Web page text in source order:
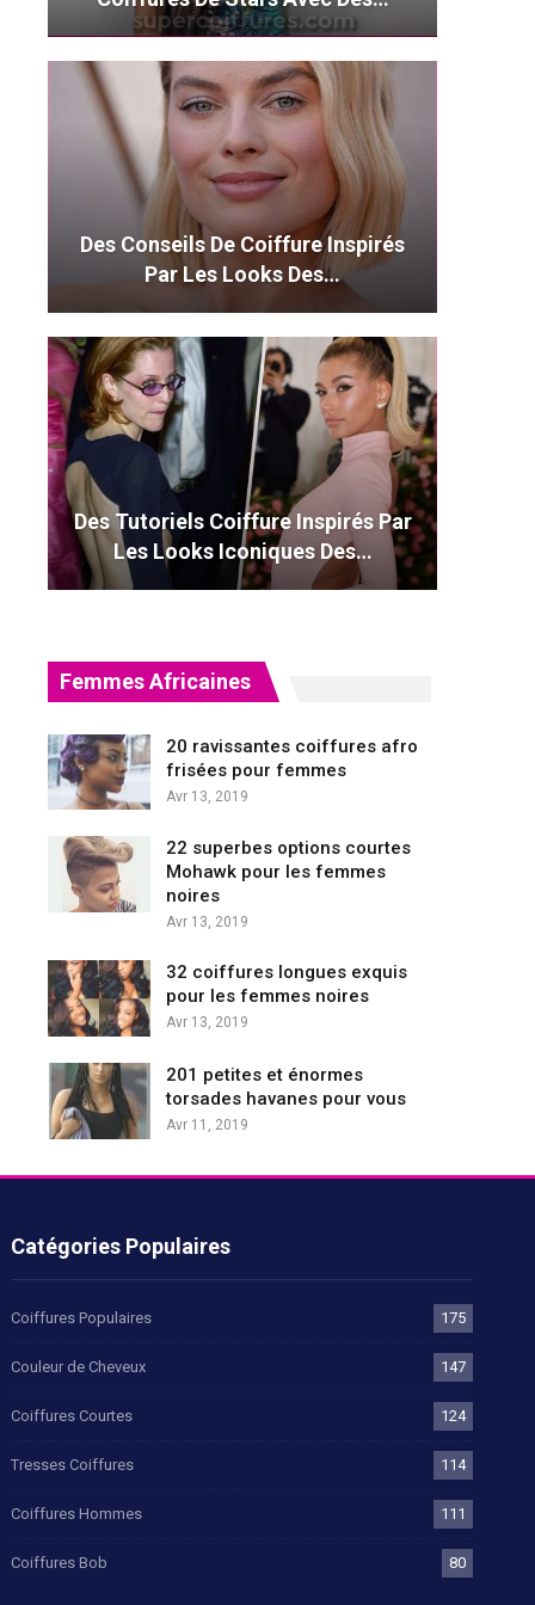
Des Conseils De Coiffure Inspirés
Par Les Looks Des…
Des Tutoriels Coiffure Inspirés Par
Les Looks Iconiques Des…
Femmes Africaines
20 ravissantes coiffures afro
frisées pour femmes
Avr 13, 2019
22 superbes options courtes
Mohawk pour les femmes
noires
Avr 13, 2019
32 coiffures longues exquis
pour les femmes noires
Avr 13, 2019
201 petites et énormes
torsades havanes pour vous
Avr 11, 2019
Catégories Populaires
Coiffures Populaires 175
Couleur de Cheveux 147
Coiffures Courtes 124
Tresses Coiffures 114
Coiffures Hommes 111
Coiffures Bob 80